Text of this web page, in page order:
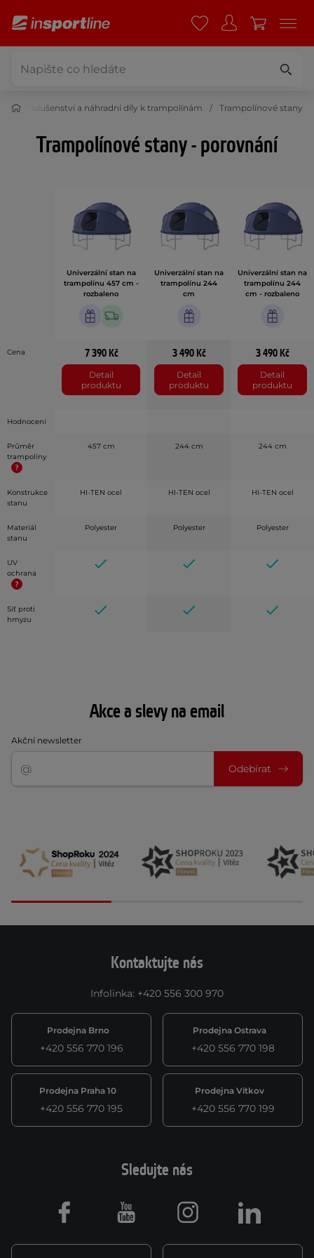
Příslušenství a náhradní díly k trampolínám Trampolínové stany
Trampolínové stany - porovnání
Univerzální stan na
trampolínu 457 cm -
rozbaleno
Univerzální stan na
trampolínu 244
cm
Univerzální stan na
trampolínu 244
cm - rozbaleno
Cena 7 390 Kč
Detail
produktu
3 490 Kč
Detail
produktu
3 490 Kč
Detail
produktu
Hodnocení
Průměr
trampolíny
457 cm 244 cm 244 cm
Konstrukce
stanu
HI-TEN ocel HI-TEN ocel HI-TEN ocel
Materiál
stanu
Polyester Polyester Polyester
UV
ochrana
Síť proti
hmyzu
Akce a slevy na email
Akční newsletter
Odebírat
Kontaktujte nás
Infolinka: +420 556 300 970
Prodejna Brno
+420 556 770 196
Prodejna Ostrava
+420 556 770 198
Prodejna Praha 10
+420 556 770 195
Prodejna Vítkov
+420 556 770 199
Sledujte nás
Facebook Youtube Instagram LinkedIn